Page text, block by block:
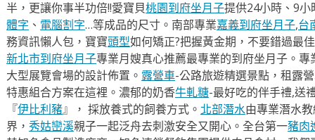
半，更讓你事半功倍!!愛寶貝桃園到府坐月子提供24小時、9
體字 、 電腦割字…等成品的尺寸。南部專業嘉義到府坐月子,台
務資訊懶人包，寶寶頭型如何矯正?把握黃金期，不要錯過最
新北市到府坐月子專業月嫂真心推薦最專業的到府坐月子。專
大型展覽會場的設計佈置。 露營車-公路旅遊精選景點，租露
特惠組合方案在這裡。濃郁的奶香牛軋糖-最好吃的伴手禮,送
『伊比利豬』， 採放養式的飼養方式。 北部潛水由專業潛水
界， 秀姑巒溪親子一起泛舟去​刺激安全又開心。全台第一豬肉